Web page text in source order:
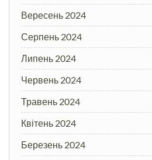
Вересень 2024
Серпень 2024
Липень 2024
Червень 2024
Травень 2024
Квітень 2024
Березень 2024